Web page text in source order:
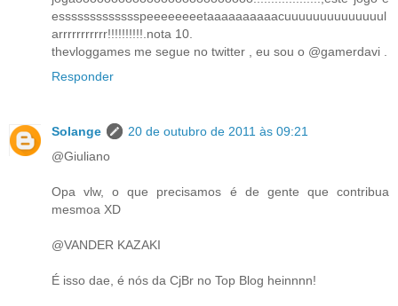
essssssssssssspeeeeeeeetaaaaaaaaaacuuuuuuuuuuuuuul
arrrrrrrrrrr!!!!!!!!!!.nota 10.
thevloggames me segue no twitter , eu sou o @gamerdavi .
Responder
Solange
20 de outubro de 2011 às 09:21
@Giuliano
Opa vlw, o que precisamos é de gente que contribua
mesmoa XD
@VANDER KAZAKI
É isso dae, é nós da CjBr no Top Blog heinnnn!